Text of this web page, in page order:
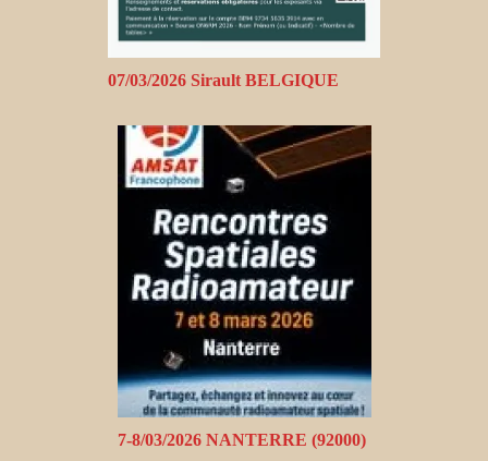
07/03/2026 Sirault BELGIQUE
7-8/03/2026 NANTERRE (92000)